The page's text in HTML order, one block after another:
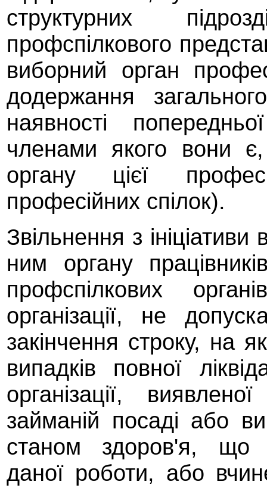
структурних
профспілкового
виборний орган
додержання
наявності
членами якого вони
органу цієї
професійних спілок).
Звільнення з
ним органу
профспілкових
організації, не
закінчення строку, на
випадків повної
організації,
займаній посаді або
станом здоров'я, що
даної роботи, або